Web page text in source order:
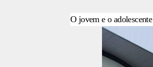
O jovem e o